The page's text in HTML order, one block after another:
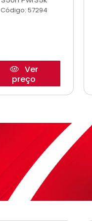
Código: 57294
Ver
preço